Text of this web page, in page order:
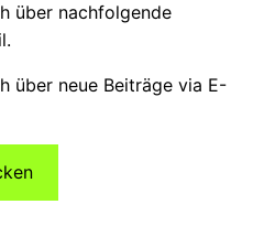
über nachfolgende
über neue Beiträge via E-